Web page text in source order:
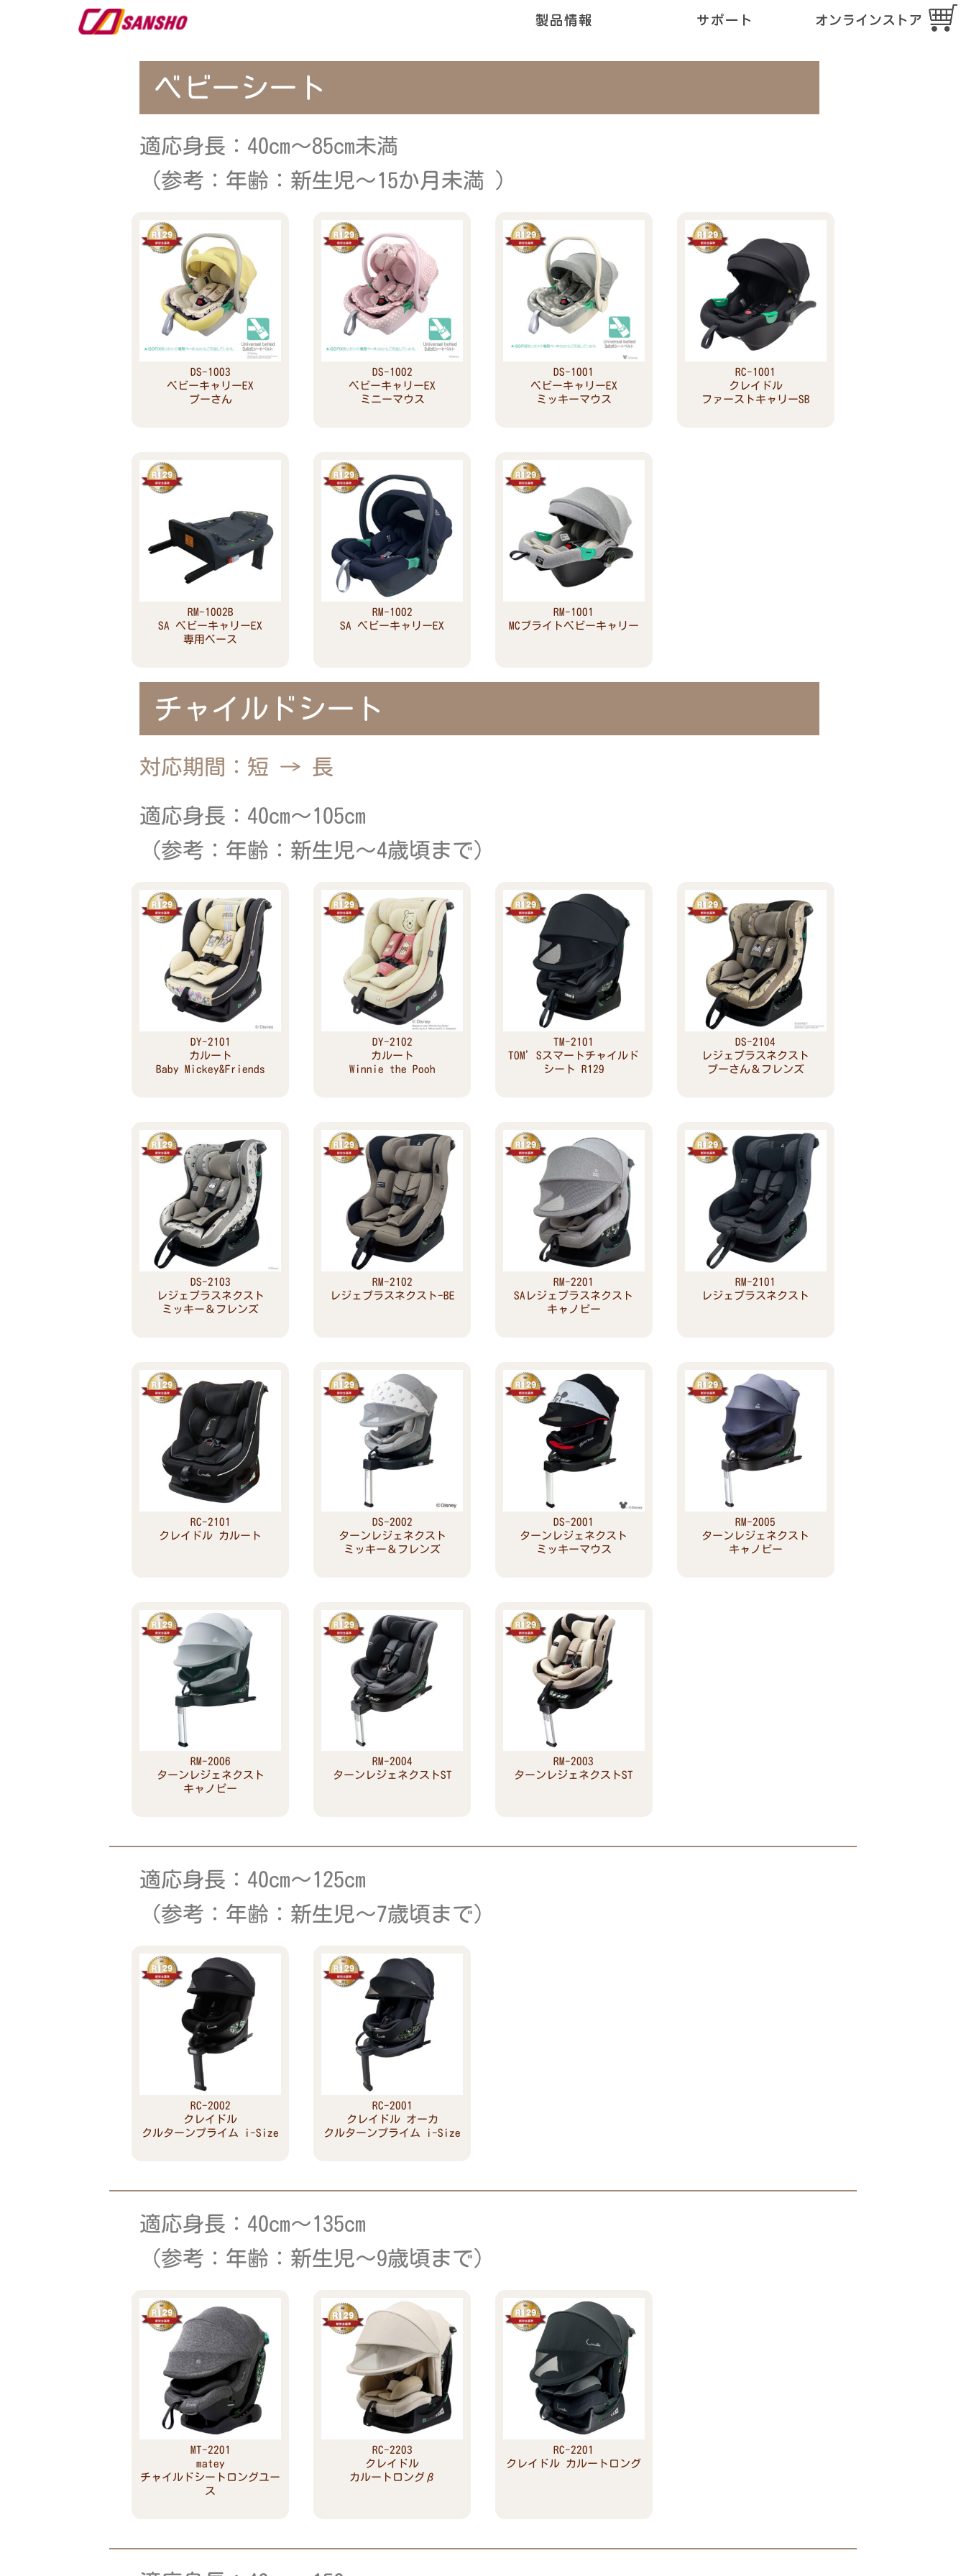
ベビーシート
適応身長：40cm～85cm未満
（参考：年齢：新生児～15か月未満 ）
DS-1003
ベビーキャリーEX
プーさん
DS-1002
ベビーキャリーEX
ミニーマウス
DS-1001
ベビーキャリーEX
ミッキーマウス
RC-1001
クレイドル
ファーストキャリーSB
RM-1002B
SA ベビーキャリーEX
専用ベース
RM-1002
SA ベビーキャリーEX
RM-1001
MCブライトベビーキャリー
チャイルドシート
対応期間：短 → 長
適応身長：40cm～105cm
（参考：年齢：新生児～4歳頃まで）
DY-2101
カルート
Baby Mickey&Friends
DY-2102
カルート
Winnie the Pooh
TM-2101
TOM’Sスマートチャイルド
シート R129
DS-2104
レジェプラスネクスト
プーさん＆フレンズ
DS-2103
レジェプラスネクスト
ミッキー＆フレンズ
RM-2102
レジェプラスネクスト-BE
RM-2201
SAレジェプラスネクスト
キャノピー
RM-2101
レジェプラスネクスト
RC-2101
クレイドル カルート
DS-2002
ターンレジェネクスト
ミッキー＆フレンズ
DS-2001
ターンレジェネクスト
ミッキーマウス
RM-2005
ターンレジェネクスト
キャノピー
RM-2006
ターンレジェネクスト
キャノピー
RM-2004
ターンレジェネクストST
RM-2003
ターンレジェネクストST
適応身長：40cm～125cm
（参考：年齢：新生児～7歳頃まで）
RC-2002
クレイドル
クルターンプライム i-Size
RC-2001
クレイドル オーカ
クルターンプライム i-Size
適応身長：40cm～135cm
（参考：年齢：新生児～9歳頃まで）
MT-2201
matey
チャイルドシートロングユー
ス
RC-2203
クレイドル
カルートロングβ
RC-2201
クレイドル カルートロング